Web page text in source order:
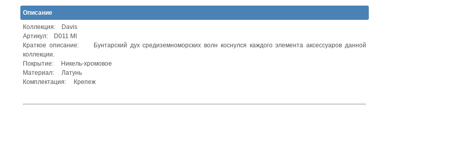
Описание
Коллекция: Davis
Артикул: D011 MI
Краткое описание: Бунтарский дух средиземноморских волн коснулся каждого элемента аксессуаров данной
коллекции.
Покрытие: Никель-хромовое
Материал: Латунь
Комплектация: Крепеж